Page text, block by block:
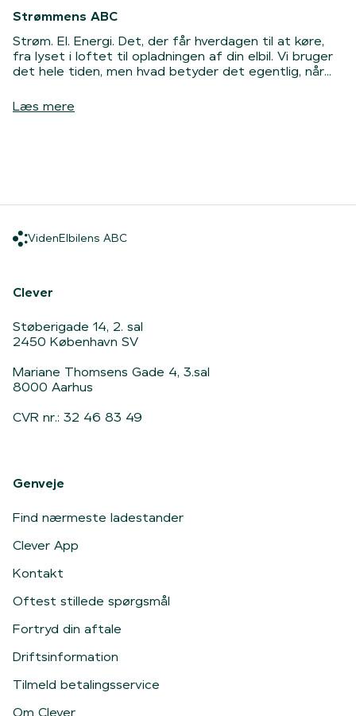
Strømmens ABC
Strøm. El. Energi. Det, der får hverdagen til at køre,
fra lyset i loftet til opladningen af din elbil. Vi bruger
det hele tiden, men hvad betyder det egentlig, når
elregning? Bare rolig. Du behøver ikke være en
strømnørd, ligesom os i Clever, for at følge med. Her
Læs mere
VidenViden
Elbilens ABCElbilens ABC
Clever
Støberigade 14, 2. sal
2450 København SV
Mariane Thomsens Gade 4, 3.sal
8000 Aarhus
CVR nr.: 32 46 83 49
Genveje
Find nærmeste ladestander
Clever App
Kontakt
Oftest stillede spørgsmål
Fortryd din aftale
Driftsinformation
Tilmeld betalingsservice
Om Clever